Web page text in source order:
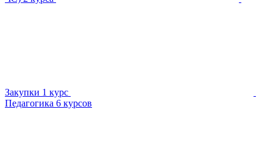
Закупки 1 курс
Педагогика 6 курсов